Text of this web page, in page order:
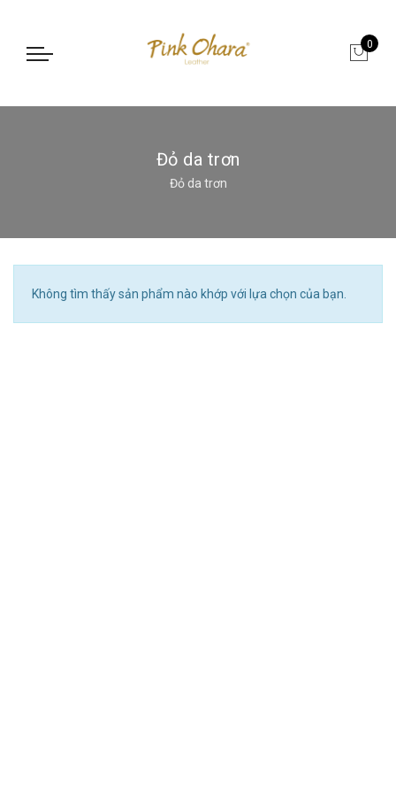
0
Đỏ da trơn
Đỏ da trơn
Không tìm thấy sản phẩm nào khớp với lựa chọn của bạn.